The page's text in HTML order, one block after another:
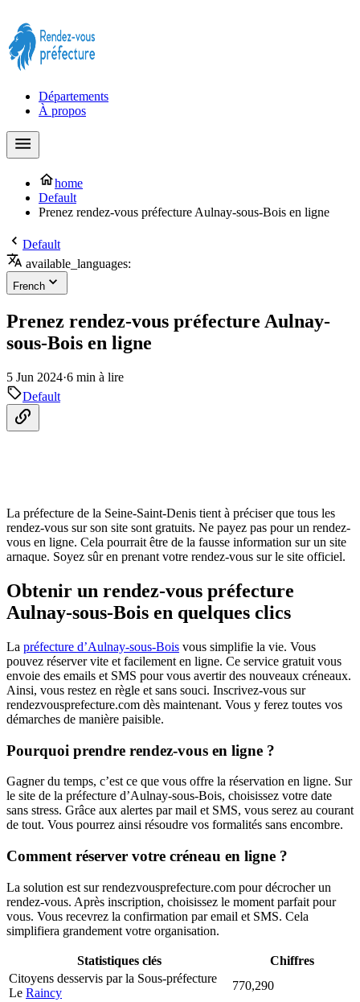
Départements
À propos
home
Default
Prenez rendez-vous préfecture Aulnay-sous-Bois en ligne
Default
available_languages:
French
Prenez rendez-vous préfecture Aulnay-
sous-Bois en ligne
5 Jun 2024·6 min à lire
Default
La préfecture de la Seine-Saint-Denis tient à préciser que tous les
rendez-vous sur son site sont gratuits. Ne payez pas pour un rendez-
vous en ligne. Cela pourrait être de la fausse information sur un site
arnaque. Soyez sûr en prenant votre rendez-vous sur le site officiel.
Obtenir un rendez-vous préfecture
Aulnay-sous-Bois en quelques clics
La préfecture d’Aulnay-sous-Bois vous simplifie la vie. Vous
pouvez réserver vite et facilement en ligne. Ce service gratuit vous
envoie des emails et SMS pour vous avertir des nouveaux créneaux.
Ainsi, vous restez en règle et sans souci. Inscrivez-vous sur
rendezvousprefecture.com dès maintenant. Vous y ferez toutes vos
démarches de manière paisible.
Pourquoi prendre rendez-vous en ligne ?
Gagner du temps, c’est ce que vous offre la réservation en ligne. Sur
le site de la préfecture d’Aulnay-sous-Bois, choisissez votre date
sans stress. Grâce aux alertes par mail et SMS, vous serez au courant
de tout. Vous pourrez ainsi résoudre vos formalités sans encombre.
Comment réserver votre créneau en ligne ?
La solution est sur rendezvousprefecture.com pour décrocher un
rendez-vous. Après inscription, choisissez le moment parfait pour
vous. Vous recevrez la confirmation par email et SMS. Cela
simplifiera grandement votre organisation.
Statistiques clés
Chiffres
Citoyens desservis par la Sous-préfecture
Le Raincy
770,290